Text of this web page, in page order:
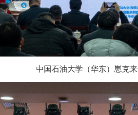
中国石油大学（华东）崽克